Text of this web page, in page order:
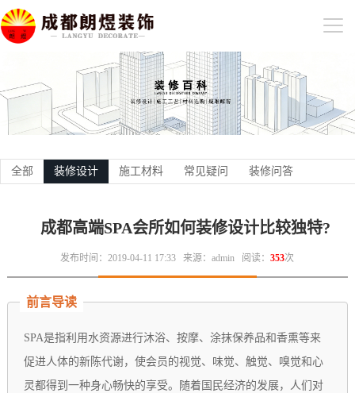
全部 装修设计 施工材料 常见疑问 装修问答
成都高端SPA会所如何装修设计比较独特?
发布时间：2019-04-11 17:33 来源：admin 阅读：353次
前言导读
SPA是指利用水资源进行沐浴、按摩、涂抹保养品和香熏等来
促进人体的新陈代谢，使会员的视觉、味觉、触觉、嗅觉和心
灵都得到一种身心畅快的享受。随着国民经济的发展，人们对